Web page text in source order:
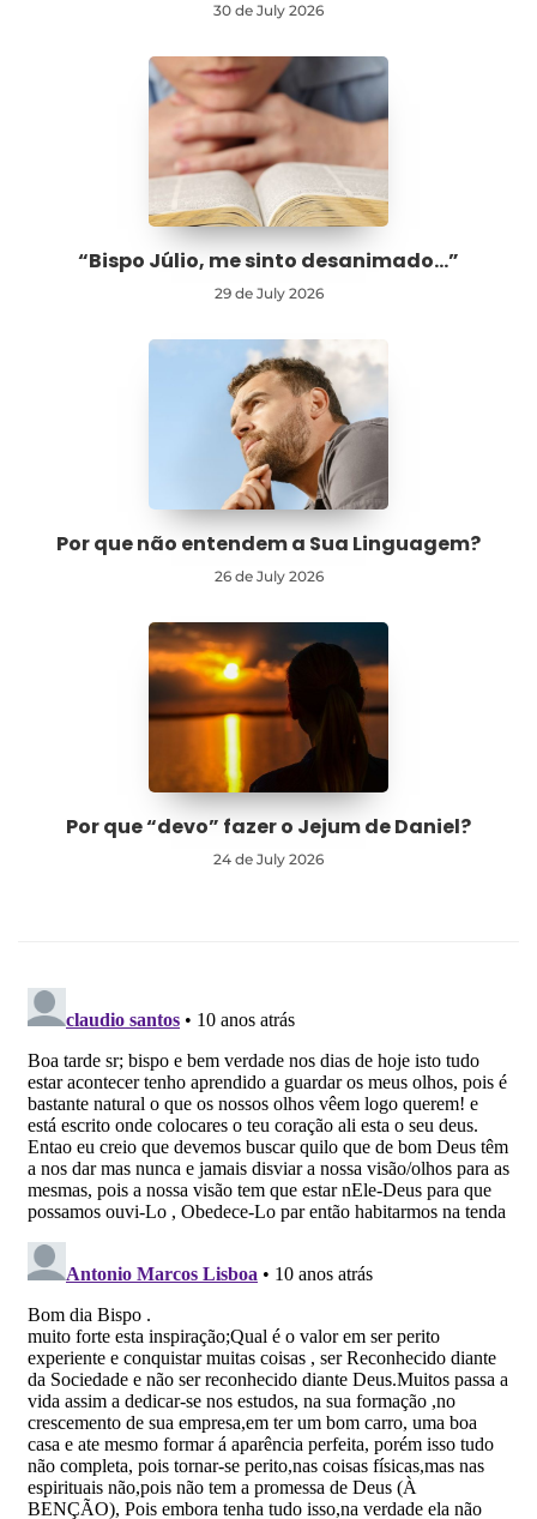
30 de July 2026
“Bispo Júlio, me sinto desanimado…”
29 de July 2026
Por que não entendem a Sua Linguagem?
26 de July 2026
Por que “devo” fazer o Jejum de Daniel?
24 de July 2026